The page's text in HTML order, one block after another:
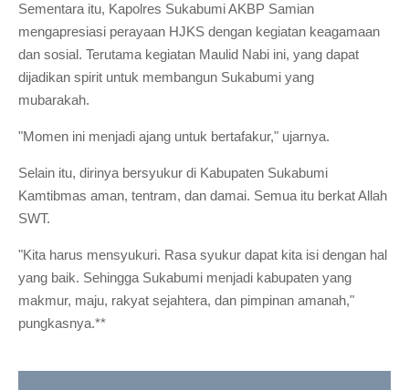
Sementara itu, Kapolres Sukabumi AKBP Samian
mengapresiasi perayaan HJKS dengan kegiatan keagamaan
dan sosial. Terutama kegiatan Maulid Nabi ini, yang dapat
dijadikan spirit untuk membangun Sukabumi yang
mubarakah.
"Momen ini menjadi ajang untuk bertafakur," ujarnya.
Selain itu, dirinya bersyukur di Kabupaten Sukabumi
Kamtibmas aman, tentram, dan damai. Semua itu berkat Allah
SWT.
"Kita harus mensyukuri. Rasa syukur dapat kita isi dengan hal
yang baik. Sehingga Sukabumi menjadi kabupaten yang
makmur, maju, rakyat sejahtera, dan pimpinan amanah,"
pungkasnya.**